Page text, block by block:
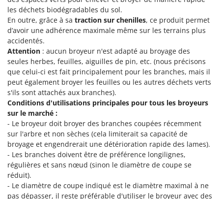
Piscines
Planteuses de pommes de terre pour tracteur
Plateaux de coupe pour tracteur
Plumeuses
Pompes d'irrigation à tracteur
Pompes de transfert
Pompes immergées électriques
Postes à souder
Poussoirs à saucisse
Presses à pellets
Pressoirs à fruits
Pressoirs à Raisin
G
G3 Ferrari
Gardena
Garofalo
GeoTech
GeoTech Pro
Gierre
Ginko - MGM
Gipeco
Girmi
GRAEF
Gre
GreenBay
Greenworks
les déchets biodégradables du sol.
En outre, grâce à sa traction sur chenilles, ce produit permet
d’avoir une adhérence maximale même sur les terrains plus
accidentés.
Attention : aucun broyeur n'est adapté au broyage des
seules herbes, feuilles, aiguilles de pin, etc. (nous précisons
que celui-ci est fait principalement pour les branches, mais il
peut également broyer les feuilles ou les autres déchets verts
s'ils sont attachés aux branches).
Conditions d'utilisations principales pour tous les broyeurs
sur le marché :
- Le broyeur doit broyer des branches coupées récemment
sur l'arbre et non sèches (cela limiterait sa capacité de
broyage et engendrerait une détérioration rapide des lames).
- Les branches doivent être de préférence longilignes,
régulières et sans nœud (sinon le diamètre de coupe se
réduit).
- Le diamètre de coupe indiqué est le diamètre maximal à ne
pas dépasser, il reste préférable d'utiliser le broyeur avec des